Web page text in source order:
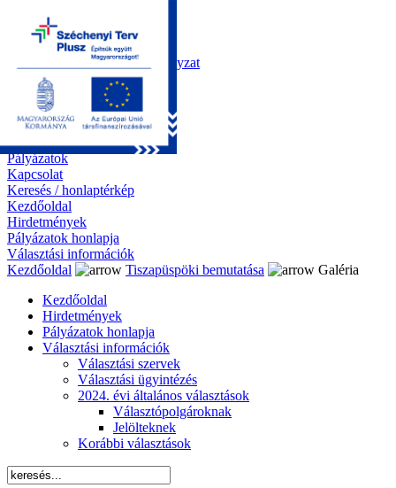
Kezdőoldal
Önkormányzat
Polgármesteri Hivatal
Roma Nemzetiségi Önkormányzat
Elektronikus ügyintézés
Közérdekű információk
Tiszapüspöki bemutatása
Galéria
Díjazottaink
Pályázatok
Kapcsolat
Keresés / honlaptérkép
Kezdőoldal
Hirdetmények
Pályázatok honlapja
Választási információk
Kezdőoldal
Tiszapüspöki bemutatása
Galéria
Kezdőoldal
Hirdetmények
Pályázatok honlapja
Választási információk
Választási szervek
Választási ügyintézés
2024. évi általános választások
Választópolgároknak
Jelölteknek
Korábbi választások